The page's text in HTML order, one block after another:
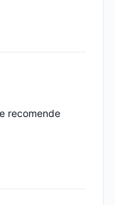
recomende